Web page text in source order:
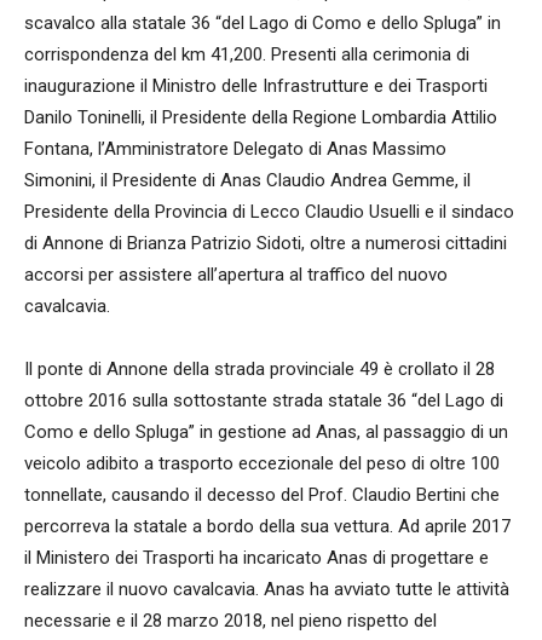
scavalco alla statale 36 “del Lago di Como e dello Spluga” in
corrispondenza del km 41,200. Presenti alla cerimonia di
inaugurazione il Ministro delle Infrastrutture e dei Trasporti
Danilo Toninelli, il Presidente della Regione Lombardia Attilio
Fontana, l’Amministratore Delegato di Anas Massimo
Simonini, il Presidente di Anas Claudio Andrea Gemme, il
Presidente della Provincia di Lecco Claudio Usuelli e il sindaco
di Annone di Brianza Patrizio Sidoti, oltre a numerosi cittadini
accorsi per assistere all’apertura al traffico del nuovo
cavalcavia.
Il ponte di Annone della strada provinciale 49 è crollato il 28
ottobre 2016 sulla sottostante strada statale 36 “del Lago di
Como e dello Spluga” in gestione ad Anas, al passaggio di un
veicolo adibito a trasporto eccezionale del peso di oltre 100
tonnellate, causando il decesso del Prof. Claudio Bertini che
percorreva la statale a bordo della sua vettura. Ad aprile 2017
il Ministero dei Trasporti ha incaricato Anas di progettare e
realizzare il nuovo cavalcavia. Anas ha avviato tutte le attività
necessarie e il 28 marzo 2018, nel pieno rispetto del